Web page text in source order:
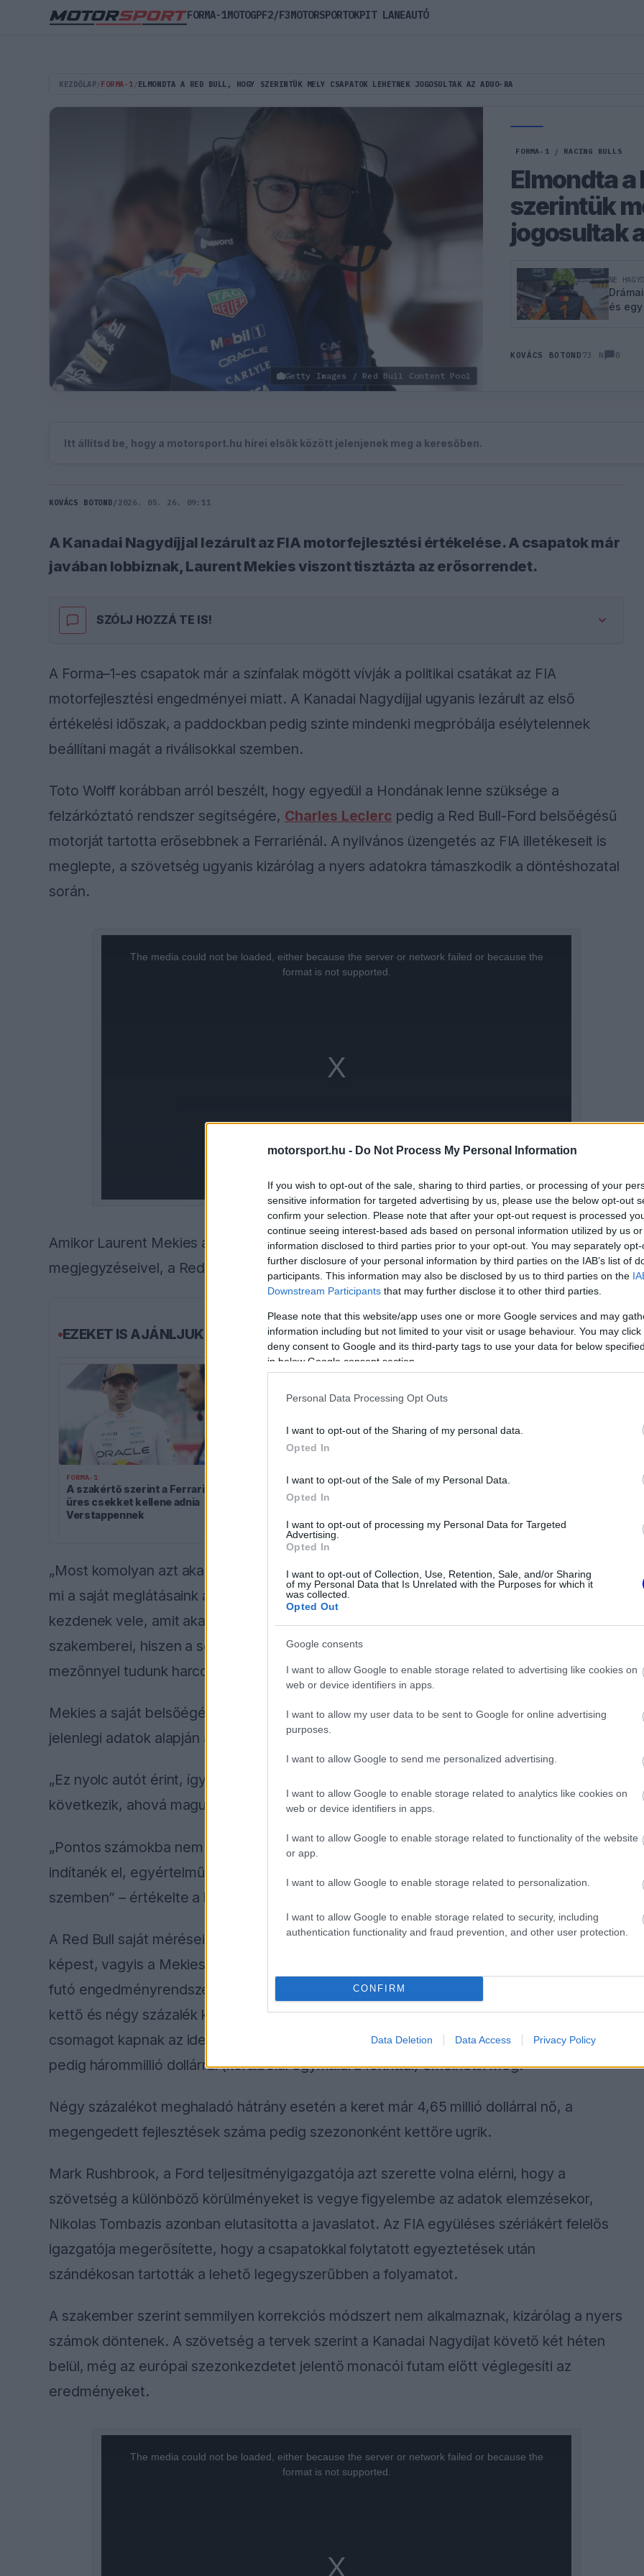
motorsport.hu - Do Not Process My Personal Information
If you wish to opt-out of the sale, sharing to third parties, or processing of your
sensitive information for targeted advertising by us, please use the below opt-out
confirm your selection. Please note that after your opt-out request is processed
continue seeing interest-based ads based on personal information utilized by us
information disclosed to third parties prior to your opt-out. You may separately
further disclosure of your personal information by third parties on the IAB’s list of
participants. This information may also be disclosed by us to third parties on the
Downstream Participants that may further disclose it to other third parties.
Please note that this website/app uses one or more Google services and may
information including but not limited to your visit or usage behaviour. You may
deny consent to Google and its third-party tags to use your data for below
in below Google consent section.
Personal Data Processing Opt Outs
I want to opt-out of the Sharing of my personal data.
Opted In
I want to opt-out of the Sale of my Personal Data.
Opted In
I want to opt-out of processing my Personal Data for Targeted
Advertising.
Opted In
I want to opt-out of Collection, Use, Retention, Sale, and/or Sharing
of my Personal Data that Is Unrelated with the Purposes for which it
was collected.
Opted Out
Google consents
I want to allow Google to enable storage related to advertising like cookies on
web or device identifiers in apps.
I want to allow my user data to be sent to Google for online advertising
purposes.
I want to allow Google to send me personalized advertising.
I want to allow Google to enable storage related to analytics like cookies on
web or device identifiers in apps.
I want to allow Google to enable storage related to functionality of the website
or app.
I want to allow Google to enable storage related to personalization.
I want to allow Google to enable storage related to security, including
authentication functionality and fraud prevention, and other user protection.
CONFIRM
Data Deletion Data Access Privacy Policy
KEZDŐLAP FORMA-1 ELMONDTA A RED BULL, HOGY SZERINTÜK MELY CSAPATOK LEHETNEK JOGOSULTAK AZ ADUO-RA
Getty Images / Red Bull Content Pool
FORMA-1 / RACING BULLS
Elmondta a
szerintük
jogosultak
NE
és
KOVÁCS BOTOND 73 N 0
Itt állítsd be, hogy a motorsport.hu hírei elsők között jelenjenek meg a keresőben.
KOVÁCS BOTOND / 2026. 05. 26. 09:11
A Kanadai Nagydíjjal lezárult az FIA motorfejlesztési értékelése. A csapatok már
javában lobbiznak, Laurent Mekies viszont tisztázta az erősorrendet.
SZÓLJ HOZZÁ TE IS!
A Forma–1-es csapatok már a színfalak mögött vívják a politikai csatákat az FIA
motorfejlesztési engedményei miatt. A Kanadai Nagydíjjal ugyanis lezárult az első
értékelési időszak, a paddockban pedig szinte mindenki megpróbálja esélytelennek
beállítani magát a riválisokkal szemben.
Toto Wolff korábban arról beszélt, hogy egyedül a Hondának lenne szüksége a
felzárkóztató rendszer segítségére, Charles Leclerc pedig a Red Bull-Ford belsőégésű
motorját tartotta erősebbnek a Ferrariénál. A nyilvános üzengetés az FIA illetékeseit is
meglepte, a szövetség ugyanis kizárólag a nyers adatokra támaszkodik a döntéshozatal
során.
The media could not be loaded, either because the server or network failed or because the
format is not supported.
Amikor Laurent Mekies a kanadai sajtótájékoztatón szembesült a riválisok
megjegyzéseivel, a Red Bull csapatfőnöke nevetve utasította el a lobbizást.
EZEKET IS AJÁNLJUK
FORMA-1
A szakértő szerint a Ferrarinak
üres csekket kellene adnia
Verstappennek
FORMA-1
az Aston Martin az F1-ben
FORMA-1
„Most komolyan azt akarjátok, hogy mi is beszálljunk ebbe a játékba? A viccet félretéve,
mi a saját meglátásaink alapján fel tudjuk állítani az erősorrendet, a többiek pedig azt
kezdenek vele, amit akarnak. Elképesztő munkát végeztek a Red Bull-Ford Powertrains
szakemberei, hiszen a semmiből indulva értek el egy olyan szintre, ahol már a
mezőnnyel tudunk harcolni” – fogalmazott a szakember.
Mekies a saját belsőégésű motorjukat egyáltalán nem tartja a mezőny legjobbjának, a
jelenlegi adatok alapján a Mercedest látja az élen.
„Ez nyolc autót érint, így a különbség nagyon is jelentős. Mögöttük egy sűrűbb csoport
„Pontos számokba nem mennék bele, mert azzal csak újabb taktikai csatározásokat
FORMA-1MOTOGPF2/F3MOTORSPORTOKPIT LANEAUTÓ